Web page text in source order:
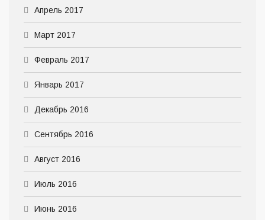
Апрель 2017
Март 2017
Февраль 2017
Январь 2017
Декабрь 2016
Сентябрь 2016
Август 2016
Июль 2016
Июнь 2016